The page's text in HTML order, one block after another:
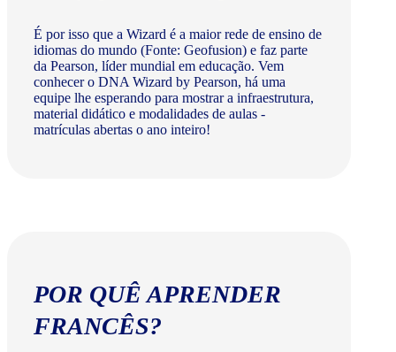
É por isso que a Wizard é a maior rede de ensino de
idiomas do mundo (Fonte: Geofusion) e faz parte
da Pearson, líder mundial em educação. Vem
conhecer o DNA Wizard by Pearson, há uma
equipe lhe esperando para mostrar a infraestrutura,
material didático e modalidades de aulas -
matrículas abertas o ano inteiro!
POR QUÊ APRENDER
FRANCÊS?